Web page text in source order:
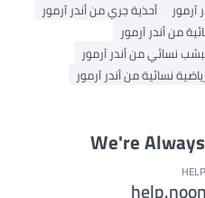
آرمور
أحذية جري من أندر آرمور
من أندر آرمور
نسائي من أندر آرمور
نسائية من أندر آرمور
We're